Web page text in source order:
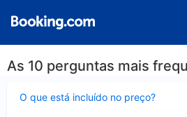
As 10 perguntas mais
O que está incluído no preço?